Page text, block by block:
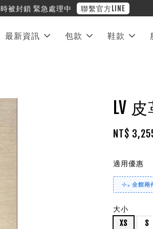
最新資訊 包款 鞋款
LV
NT$
適用優惠
⊹₊ 全館兩
大小
XS
S